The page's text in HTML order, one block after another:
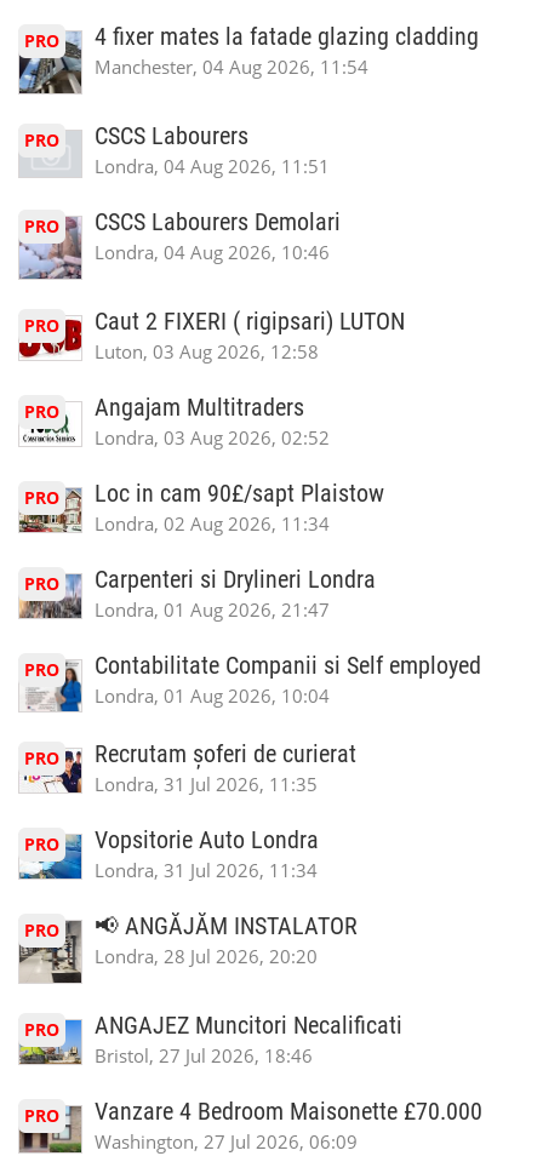
PRO 4 fixer mates la fatade glazing cladding
Manchester, 04 Aug 2026, 11:54
PRO CSCS Labourers
Londra, 04 Aug 2026, 11:51
PRO CSCS Labourers Demolari
Londra, 04 Aug 2026, 10:46
PRO Caut 2 FIXERI ( rigipsari) LUTON
Luton, 03 Aug 2026, 12:58
PRO Angajam Multitraders
Londra, 03 Aug 2026, 02:52
PRO Loc in cam 90£/sapt Plaistow
Londra, 02 Aug 2026, 11:34
PRO Carpenteri si Drylineri Londra
Londra, 01 Aug 2026, 21:47
PRO Contabilitate Companii si Self employed
Londra, 01 Aug 2026, 10:04
PRO Recrutam șoferi de curierat
Londra, 31 Jul 2026, 11:35
PRO Vopsitorie Auto Londra
Londra, 31 Jul 2026, 11:34
PRO 📢 ANGĂJĂM INSTALATOR
Londra, 28 Jul 2026, 20:20
PRO ANGAJEZ Muncitori Necalificati
Bristol, 27 Jul 2026, 18:46
PRO Vanzare 4 Bedroom Maisonette £70.000
Washington, 27 Jul 2026, 06:09